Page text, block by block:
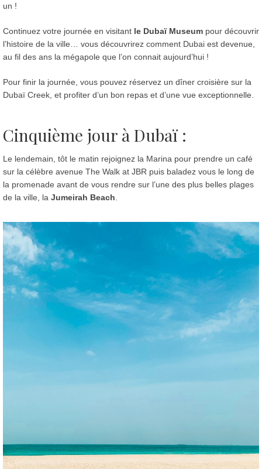
un !
Continuez votre journée en visitant le Dubaï Museum pour découvrir
l’histoire de la ville… vous découvrirez comment Dubai est devenue,
au fil des ans la mégapole que l’on connait aujourd’hui !
Pour finir la journée, vous pouvez réservez un dîner croisière sur la
Dubaï Creek, et profiter d’un bon repas et d’une vue exceptionnelle.
Cinquième jour à Dubaï :
Le lendemain, tôt le matin rejoignez la Marina pour prendre un café
sur la célèbre avenue The Walk at JBR puis baladez vous le long de
la promenade avant de vous rendre sur l’une des plus belles plages
de la ville, la Jumeirah Beach